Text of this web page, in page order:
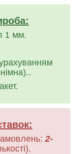
1 мм.
2-